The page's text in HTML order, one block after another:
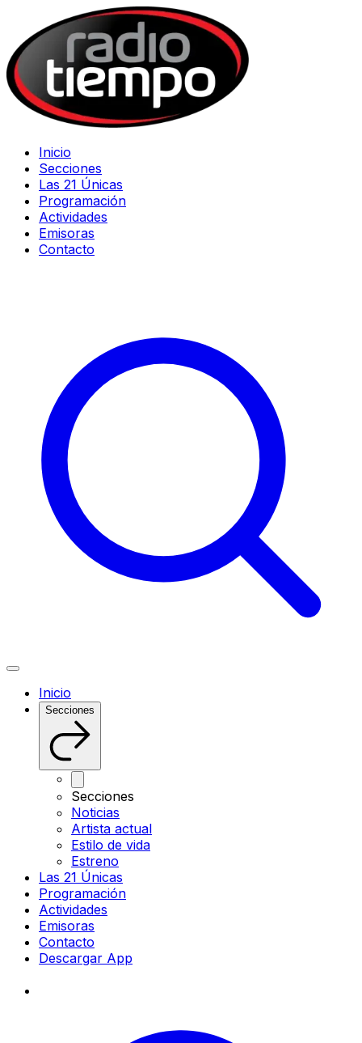
Inicio
Secciones
Las 21 Únicas
Programación
Actividades
Emisoras
Contacto
Inicio
Secciones
Secciones
Noticias
Artista actual
Estilo de vida
Estreno
Las 21 Únicas
Programación
Actividades
Emisoras
Contacto
Descargar App